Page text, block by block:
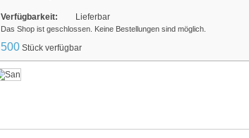
Verfügbarkeit: Lieferbar
Das Shop ist geschlossen. Keine Bestellungen sind möglich.
500 Stück verfügbar